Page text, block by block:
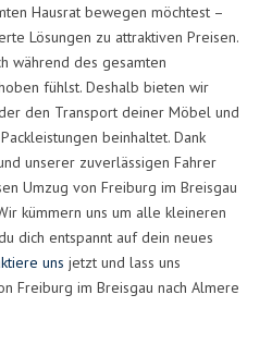
Hausrat bewegen möchtest –
Lösungen zu attraktiven Preisen.
während des gesamten
fühlst. Deshalb bieten wir
den Transport deiner Möbel und
beinhaltet. Dank
unserer zuverlässigen Fahrer
Umzug von Freiburg im Breisgau
kümmern uns um alle kleineren
dich entspannt auf dein neues
uns jetzt und lass uns
Freiburg im Breisgau nach Almere